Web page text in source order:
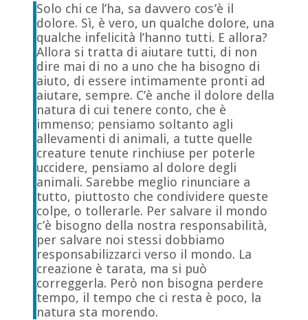
Solo chi ce l’ha, sa davvero cos’è il
dolore. Sì, è vero, un qualche dolore, una
qualche infelicità l’hanno tutti. E allora?
Allora si tratta di aiutare tutti, di non
dire mai di no a uno che ha bisogno di
aiuto, di essere intimamente pronti ad
aiutare, sempre. C’è anche il dolore della
natura di cui tenere conto, che è
immenso; pensiamo soltanto agli
allevamenti di animali, a tutte quelle
creature tenute rinchiuse per poterle
uccidere, pensiamo al dolore degli
animali. Sarebbe meglio rinunciare a
tutto, piuttosto che condividere queste
colpe, o tollerarle. Per salvare il mondo
c’è bisogno della nostra responsabilità,
per salvare noi stessi dobbiamo
responsabilizzarci verso il mondo. La
creazione è tarata, ma si può
correggerla. Però non bisogna perdere
tempo, il tempo che ci resta è poco, la
natura sta morendo.